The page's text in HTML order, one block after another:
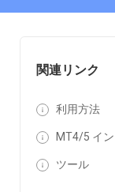
関連リンク
利用方法
MT4/5 イ
ツール